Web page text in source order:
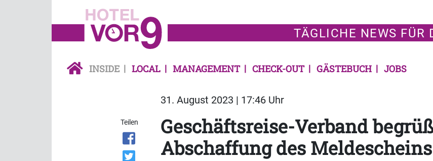
TÄGLICHE NEWS FÜR
INSIDE LOCAL MANAGEMENT CHECK-OUT GÄSTEBUCH JOBS
31. August 2023 | 17:46 Uhr
Teilen
Geschäftsreise-Verband
Abschaffung des Meldescheins